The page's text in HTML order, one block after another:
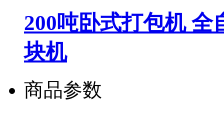
200吨卧式打包机 全
块机
商品参数